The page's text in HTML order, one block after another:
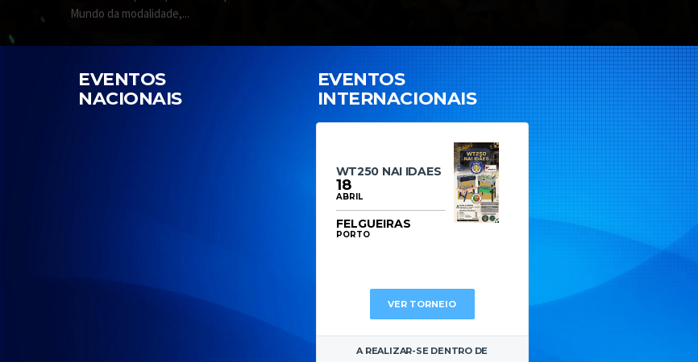
Mundo da modalidade,...
EVENTOS
NACIONAIS
EVENTOS
INTERNACIONAIS
WT250 NAI IDAES
18
ABRIL
FELGUEIRAS
PORTO
VER TORNEIO
A REALIZAR-SE DENTRO DE